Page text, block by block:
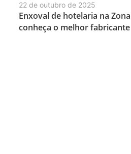
22 de outubro de 2025
Enxoval de hotelaria na
conheça o melhor fabricante